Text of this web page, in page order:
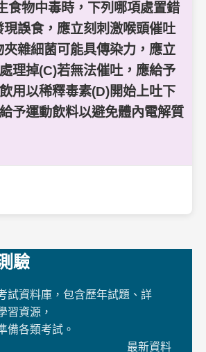
食物中毒時，下列哪項處置錯
現誤食，應立刻刺激喉頭催吐
夾雜細菌可能具傳染力，應立
理掉(C)若無法催吐，應給予
用以稀釋毒素(D)開始上吐下
予運動飲料以避免體內電解質
驗
試資料庫，包含歷年試題、詳
習資源，
備各類考試。
最新資料